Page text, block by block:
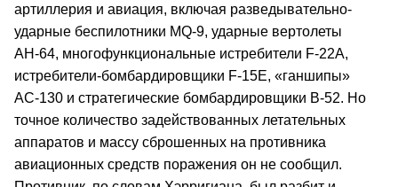
артиллерия и авиация, включая разведывательно-
ударные беспилотники MQ-9, ударные вертолеты
АН-64, многофункциональные истребители F-22A,
истребители-бомбардировщики F-15E, «ганшипы»
АС-130 и стратегические бомбардировщики В-52. Но
точное количество задействованных летательных
аппаратов и массу сброшенных на противника
авиационных средств поражения он не сообщил.